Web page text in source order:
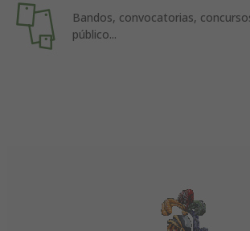
Bandos, convocatorias,
público...